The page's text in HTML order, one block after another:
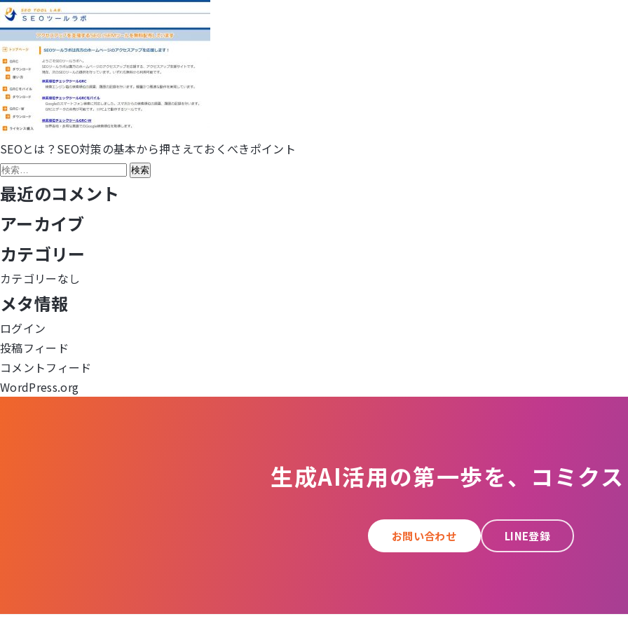
投
稿
ナ
ビ
ゲ
ー
シ
ョ
ン
SEOとは？SEO対策の基本から押さえておくべきポイント
検
索:
最近のコメント
アーカイブ
カテゴリー
カテゴリーなし
メタ情報
ログイン
投稿フィード
コメントフィード
WordPress.org
生成AI活用の第一歩を、コミク
お問い合わせ LINE登録